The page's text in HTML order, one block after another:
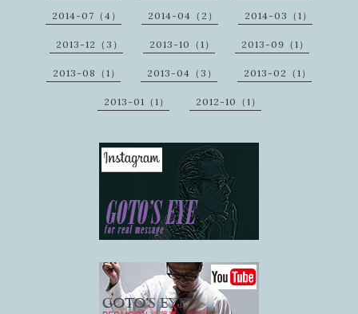
2014-07（4） 2014-04（2） 2014-03（1）
2013-12（3） 2013-10（1） 2013-09（1）
2013-08（1） 2013-04（3） 2013-02（1）
2013-01（1） 2012-10（1）